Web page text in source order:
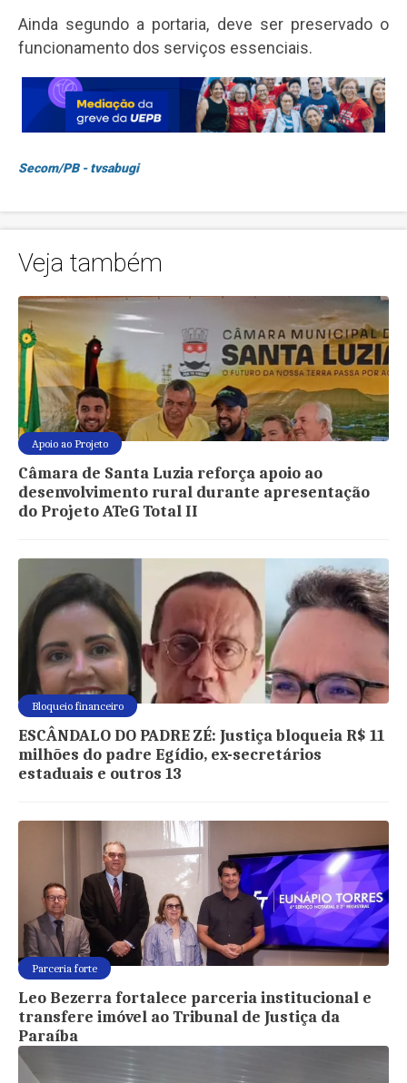
Ainda segundo a portaria, deve ser preservado o
funcionamento dos serviços essenciais.
Secom/PB - tvsabugi
Veja também
Apoio ao Projeto
Câmara de Santa Luzia reforça apoio ao
desenvolvimento rural durante apresentação
do Projeto ATeG Total II
Bloqueio financeiro
ESCÂNDALO DO PADRE ZÉ: Justiça bloqueia R$ 11
milhões do padre Egídio, ex-secretários
estaduais e outros 13
Parceria forte
Leo Bezerra fortalece parceria institucional e
transfere imóvel ao Tribunal de Justiça da
Paraíba